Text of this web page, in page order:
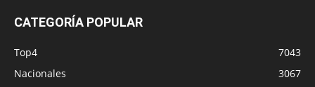
CATEGORÍA POPULAR
Top4
7043
Nacionales
3067